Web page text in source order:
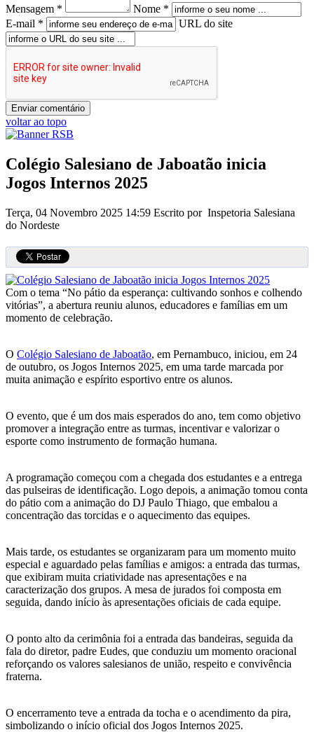
Mensagem *
Nome *
E-mail *
URL do site
voltar ao topo
Colégio Salesiano de Jaboatão inicia
Jogos Internos 2025
Terça, 04 Novembro 2025 14:59 Escrito por Inspetoria Salesiana
do Nordeste
Com o tema “No pátio da esperança: cultivando sonhos e colhendo
vitórias”, a abertura reuniu alunos, educadores e famílias em um
momento de celebração.
O Colégio Salesiano de Jaboatão, em Pernambuco, iniciou, em 24
de outubro, os Jogos Internos 2025, em uma tarde marcada por
muita animação e espírito esportivo entre os alunos.
O evento, que é um dos mais esperados do ano, tem como objetivo
promover a integração entre as turmas, incentivar e valorizar o
esporte como instrumento de formação humana.
A programação começou com a chegada dos estudantes e a entrega
das pulseiras de identificação. Logo depois, a animação tomou conta
do pátio com a animação do DJ Paulo Thiago, que embalou a
concentração das torcidas e o aquecimento das equipes.
Mais tarde, os estudantes se organizaram para um momento muito
especial e aguardado pelas famílias e amigos: a entrada das turmas,
que exibiram muita criatividade nas apresentações e na
caracterização dos grupos. A mesa de jurados foi composta em
seguida, dando início às apresentações oficiais de cada equipe.
O ponto alto da cerimônia foi a entrada das bandeiras, seguida da
fala do diretor, padre Eudes, que conduziu um momento oracional
reforçando os valores salesianos de união, respeito e convivência
fraterna.
O encerramento teve a entrada da tocha e o acendimento da pira,
simbolizando o início oficial dos Jogos Internos 2025.